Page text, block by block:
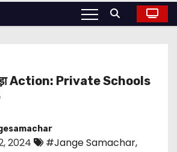
बड़ा Action: Private Schools
2024 #Jange Samachar,